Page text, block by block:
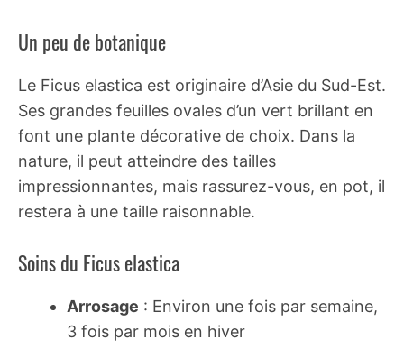
Un peu de botanique
Le Ficus elastica est originaire d’Asie du Sud-Est.
Ses grandes feuilles ovales d’un vert brillant en
font une plante décorative de choix. Dans la
nature, il peut atteindre des tailles
impressionnantes, mais rassurez-vous, en pot, il
restera à une taille raisonnable.
Soins du Ficus elastica
Arrosage : Environ une fois par semaine,
3 fois par mois en hiver